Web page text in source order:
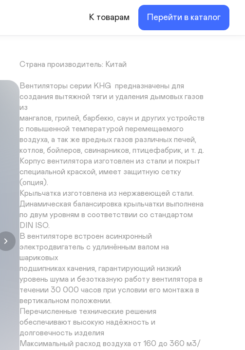
К товарам Перейти в каталог
Диаметр (установочный): Ø 200-220  мм.
Страна производитель: Китай
Вентиляторы серии KHG  предназначены для
создания вытяжной тяги и удаления дымовых газов
из
мангалов, грилей, барбекю, саун и других устройств
с повышенной температурой перемещаемого
воздуха, а так же вредных газов различных печей,
котлов, бойлеров, свинарников, птицефабрик, и т. д.
Корпус вентилятора изготовлен из стали и покрыт
специальной краской, имеет защитную сетку
(опция).
Крыльчатка изготовлена из нержавеющей стали.
Динамическая балансировка крыльчатки выполнена
по двум уровням в соответствии со стандартом
DIN ISO.
В вентиляторе встроен асинхронный
электродвигатель с удлинённым валом на
шариковых
подшипниках качения, гарантирующий низкий
уровень шума и безотказную работу вентилятора в
течении 30 000 часов при условии его монтажа в
вертикальном положении.
Перечисленные технические решения
обеспечивают высокую надёжность и
долговечность изделия
Максимальный расход воздуха от 160 до 360 м3/